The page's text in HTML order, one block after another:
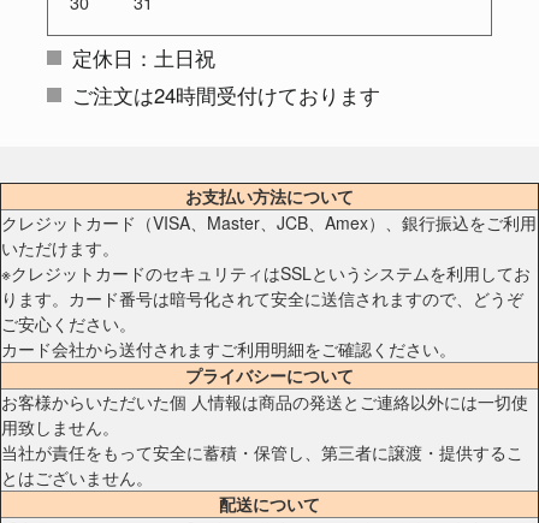
定休日：土日祝
ご注文は24時間受付けております
お支払い方法について
クレジットカード（VISA、Master、JCB、Amex）、銀行振込をご利用
いただけます。
※クレジットカードのセキュリティはSSLというシステムを利用してお
ります。カード番号は暗号化されて安全に送信されますので、どうぞ
ご安心ください。
カード会社から送付されますご利用明細をご確認ください。
プライバシーについて
お客様からいただいた個 人情報は商品の発送とご連絡以外には一切使
用致しません。
当社が責任をもって安全に蓄積・保管し、第三者に譲渡・提供するこ
とはございません。
配送について